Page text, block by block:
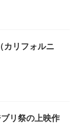
カリフォルニ
リ祭の上映作